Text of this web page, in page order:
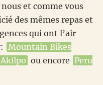
et comme vous
des mêmes repas et
qui ont l’air
Mountain Bikes
Akilpo ou encore Peru